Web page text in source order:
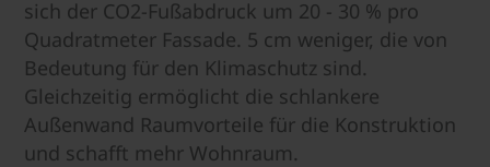
sich der CO2-Fußabdruck um 20 - 30 % pro
Quadratmeter Fassade. 5 cm weniger, die von
Bedeutung für den Klimaschutz sind.
Gleichzeitig ermöglicht die schlankere
Außenwand Raumvorteile für die Konstruktion
und schafft mehr Wohnraum.